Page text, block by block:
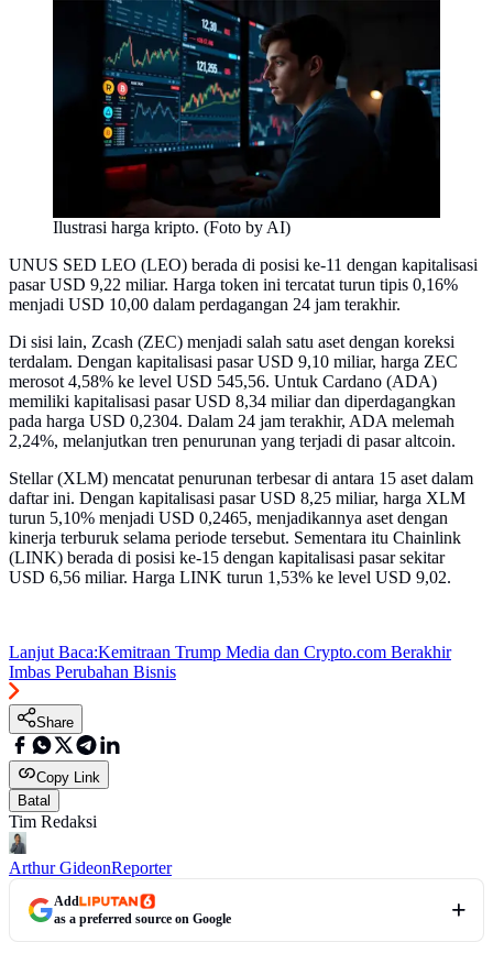
Ilustrasi harga kripto. (Foto by AI)
UNUS SED LEO (LEO) berada di posisi ke-11 dengan kapitalisasi
pasar USD 9,22 miliar. Harga token ini tercatat turun tipis 0,16%
menjadi USD 10,00 dalam perdagangan 24 jam terakhir.
Di sisi lain, Zcash (ZEC) menjadi salah satu aset dengan koreksi
terdalam. Dengan kapitalisasi pasar USD 9,10 miliar, harga ZEC
merosot 4,58% ke level USD 545,56. Untuk Cardano (ADA)
memiliki kapitalisasi pasar USD 8,34 miliar dan diperdagangkan
pada harga USD 0,2304. Dalam 24 jam terakhir, ADA melemah
2,24%, melanjutkan tren penurunan yang terjadi di pasar altcoin.
Stellar (XLM) mencatat penurunan terbesar di antara 15 aset dalam
daftar ini. Dengan kapitalisasi pasar USD 8,25 miliar, harga XLM
turun 5,10% menjadi USD 0,2465, menjadikannya aset dengan
kinerja terburuk selama periode tersebut. Sementara itu Chainlink
(LINK) berada di posisi ke-15 dengan kapitalisasi pasar sekitar
USD 6,56 miliar. Harga LINK turun 1,53% ke level USD 9,02.
Lanjut Baca:Kemitraan Trump Media dan Crypto.com Berakhir
Imbas Perubahan Bisnis
Share
Copy Link
Batal
Tim Redaksi
Arthur GideonReporter
Add
as a preferred source on Google